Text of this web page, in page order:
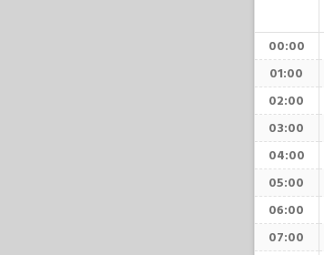
00:00
01:00
02:00
03:00
04:00
05:00
06:00
07:00